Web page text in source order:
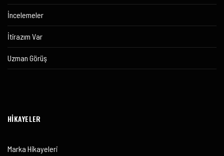
İncelemeler
İtirazım Var
Uzman Görüş
HİKAYELER
Marka Hikayeleri